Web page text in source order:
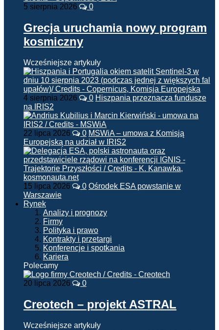
5 sierpnia 2026 0
Grecja uruchamia nowy program
kosmiczny
Wcześniejsze artykuły
4 sierpnia 2026 0 Hiszpania przeznacza fundusze
na IRIS2
22 lipca 2026 0 MSWiA – umowa z Komisją
Europejską na udział w IRIS2
15 lipca 2026 0 Ośrodek ESA powstanie w
Warszawie
Rynek
Analizy i prognozy
Firmy
Polityka i prawo
Kontrakty i przetargi
Konferencje i spotkania
Kariera
Polecamy
20 lipca 2026 0
Creotech – projekt ASTRAL
Wcześniejsze artykuły